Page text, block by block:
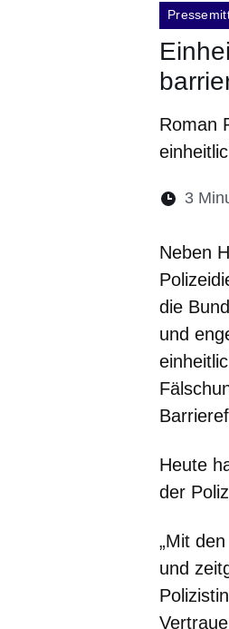
Roman
3
Neben
die
und
Heute
der
„Mit
und